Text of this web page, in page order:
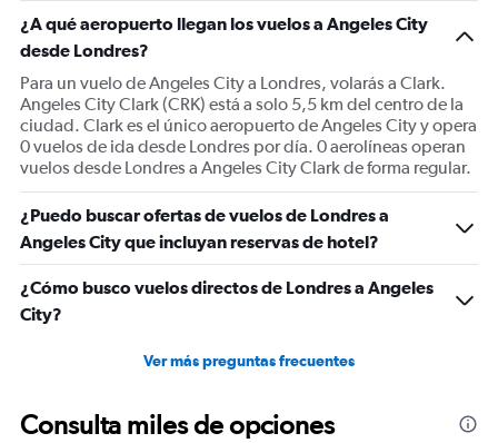
Y
axis
displaying
values.
Range:
0
to
1800.
¿A qué aeropuerto llegan los vuelos a Angeles City
desde Londres?
Para un vuelo de Angeles City a Londres, volarás a Clark.
Angeles City Clark (CRK) está a solo 5,5 km del centro de la
ciudad. Clark es el único aeropuerto de Angeles City y opera
0 vuelos de ida desde Londres por día. 0 aerolíneas operan
vuelos desde Londres a Angeles City Clark de forma regular.
¿Puedo buscar ofertas de vuelos de Londres a
Angeles City que incluyan reservas de hotel?
¿Cómo busco vuelos directos de Londres a Angeles
City?
Ver más preguntas frecuentes
Consulta miles de opciones